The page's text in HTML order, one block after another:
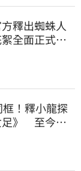
釋出蜘蛛人
絮全面正式公
！釋小龍探
足》 至今沒